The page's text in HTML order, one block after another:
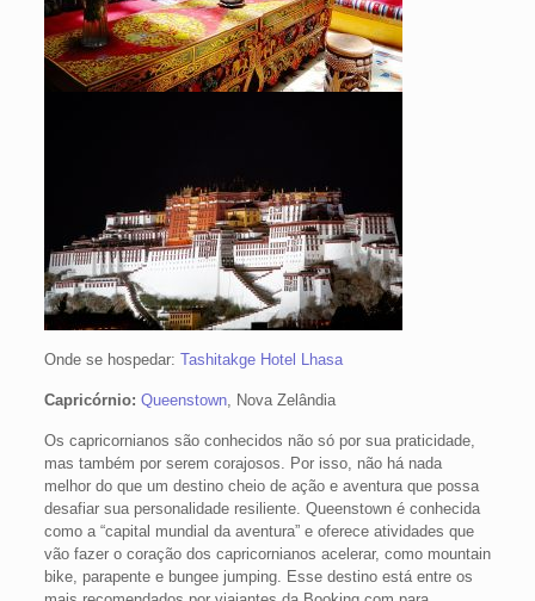
Onde se hospedar: Tashitakge Hotel Lhasa
Capricórnio: Queenstown, Nova Zelândia
Os capricornianos são conhecidos não só por sua praticidade,
mas também por serem corajosos. Por isso, não há nada
melhor do que um destino cheio de ação e aventura que possa
desafiar sua personalidade resiliente. Queenstown é conhecida
como a “capital mundial da aventura” e oferece atividades que
vão fazer o coração dos capricornianos acelerar, como mountain
bike, parapente e bungee jumping. Esse destino está entre os